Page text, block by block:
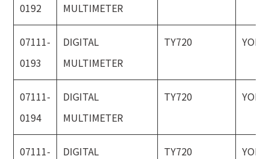
0192
MULTIMETER
07111-
0193
DIGITAL
MULTIMETER
TY720
07111-
0194
DIGITAL
MULTIMETER
TY720
07111-
DIGITAL
TY720